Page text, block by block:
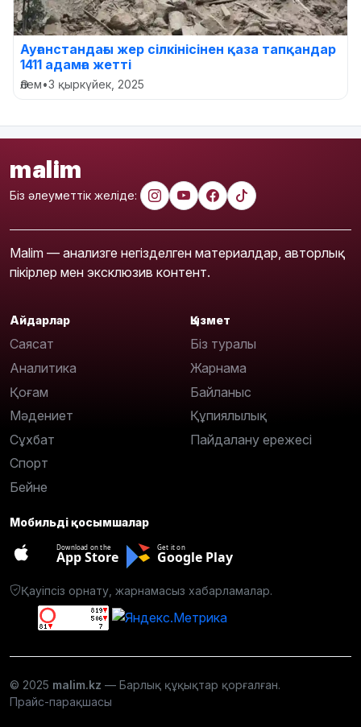
Ауғанстандағы жер сілкінісінен қаза тапқандар
1411 адамға жетті
Әлем•3 қыркүйек, 2025
malim
Біз әлеуметтік желіде:
Malim — анализге негізделген материалдар, авторлық
пікірлер мен эксклюзив контент.
Айдарлар
Саясат
Аналитика
Қоғам
Мәдениет
Сұхбат
Спорт
Бейне
Қызмет
Біз туралы
Жарнама
Байланыс
Құпиялылық
Пайдалану ережесі
Мобильді қосымшалар
Download on the
App Store
Get it on
Google Play
Қауіпсіз орнату, жарнамасыз хабарламалар.
© 2025 malim.kz — Барлық құқықтар қорғалған.
Прайс-парақшасы